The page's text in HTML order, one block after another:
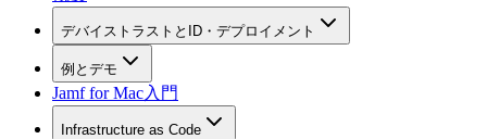
デバイストラストとID・デプロイメント
例とデモ
Jamf for Mac入門
Infrastructure as Code